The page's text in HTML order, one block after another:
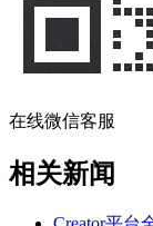
在线微信客服
相关新闻